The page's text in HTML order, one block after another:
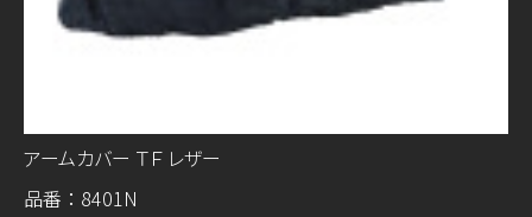
アームカバー ＴＦ レザー
品番：8401N